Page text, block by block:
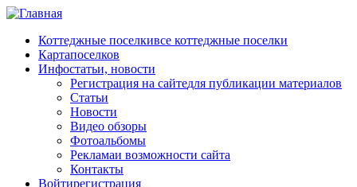
Перейти к основному содержанию
Коттеджные поселкивсе коттеджные поселки
Картапоселков
Инфостатьи, новости
Регистрация на сайтедля публикации материалов
Статьи
Новости
Видео обзоры
Фотоальбомы
Рекламаи возможности сайта
Контакты
Войтирегистрация